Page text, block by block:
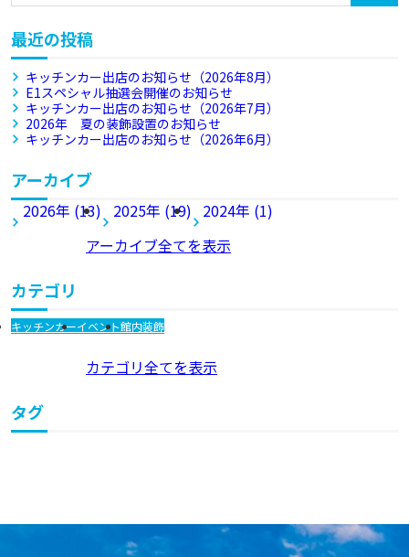
最近の投稿
キッチンカー出店のお知らせ（2026年8月）
E1スペシャル抽選会開催のお知らせ
キッチンカー出店のお知らせ（2026年7月）
2026年 夏の装飾設置のお知らせ
キッチンカー出店のお知らせ（2026年6月）
アーカイブ
2026年 (13) 2025年 (19) 2024年 (1)
アーカイブ全てを表示
カテゴリ
キッチンカーイベント館内装飾
カテゴリ全てを表示
タグ